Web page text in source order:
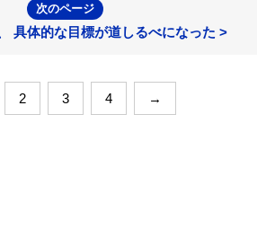
次のページ
具体的な目標が道しるべになった >
2 3 4 →